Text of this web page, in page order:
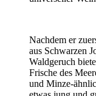
Nachdem er
aus Schwarzen
Waldgeruch
Frische des
und Minze-